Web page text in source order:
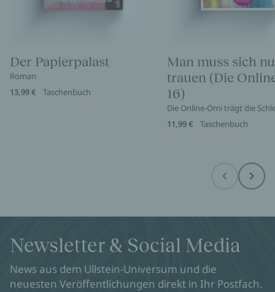
Der Papierpalast
Roman
13,99 €
Taschenbuch
Man muss sich
trauen (Die
16)
Die Online-Omi trägt die
11,99 €
Taschenbuch
Before Next
Newsletter & Social Media
News aus dem Ullstein-Universum und die
neuesten Veröffentlichungen direkt in Ihr Postfach.